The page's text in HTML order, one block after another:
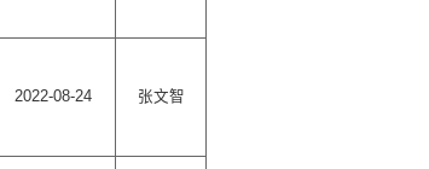
2022-08-24 张文智